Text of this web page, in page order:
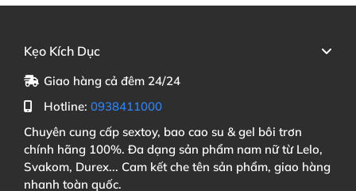
Kẹo Kích Dục
Giao hàng cả đêm 24/24
Hotline: 0938411000
Chuyên cung cấp sextoy, bao cao su & gel bôi trơn
chính hãng 100%. Đa dạng sản phẩm nam nữ từ Lelo,
Svakom, Durex... Cam kết che tên sản phẩm, giao hàng
nhanh toàn quốc.